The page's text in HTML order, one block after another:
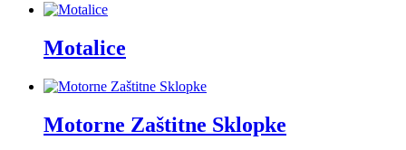
Motalice
Motorne Zaštitne Sklopke